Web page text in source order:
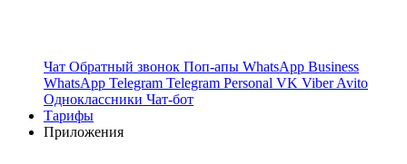
Чат Обратный звонок Поп-апы WhatsApp Business
WhatsApp Telegram Telegram Personal VK ViberAvito
Одноклассники Чат-бот
Тарифы
Приложения